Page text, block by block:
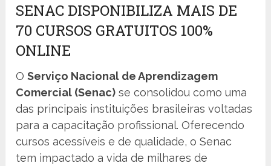
SENAC DISPONIBILIZA MAIS DE
70 CURSOS GRATUITOS 100%
ONLINE
OServiço Nacional de Aprendizagem
Comercial (Senac) se consolidou como uma
das principais instituições brasileiras voltadas
para a capacitação profissional. Oferecendo
cursos acessíveis e de qualidade, o Senac
tem impactado a vida de milhares de